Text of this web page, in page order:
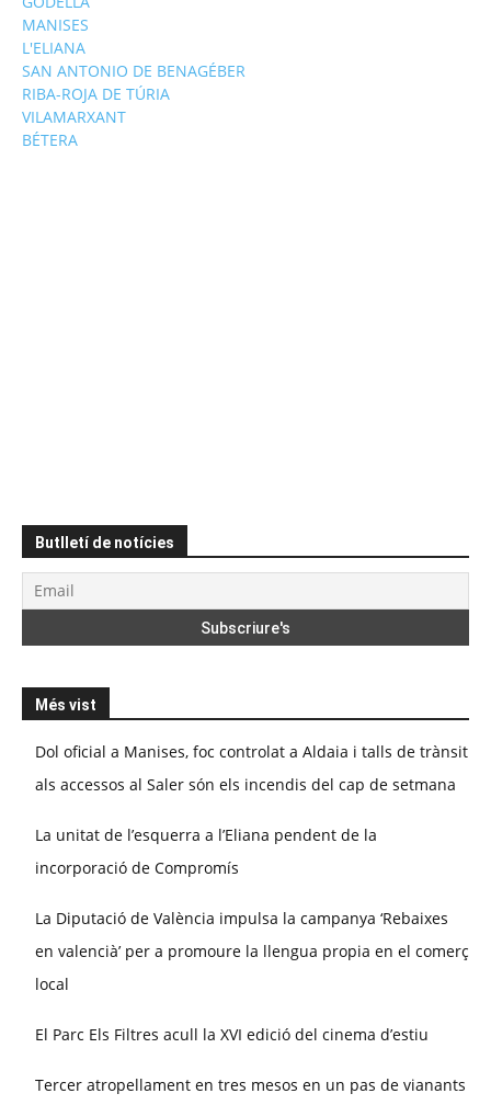
MANISES
L'ELIANA
SAN ANTONIO DE BENAGÉBER
RIBA-ROJA DE TÚRIA
VILAMARXANT
BÉTERA
Butlletí de notícies
Més vist
Dol oficial a Manises, foc controlat a Aldaia i talls de trànsit
als accessos al Saler són els incendis del cap de setmana
La unitat de l’esquerra a l’Eliana pendent de la
incorporació de Compromís
La Diputació de València impulsa la campanya ‘Rebaixes
en valencià’ per a promoure la llengua propia en el comerç
local
El Parc Els Filtres acull la XVI edició del cinema d’estiu
Tercer atropellament en tres mesos en un pas de vianants